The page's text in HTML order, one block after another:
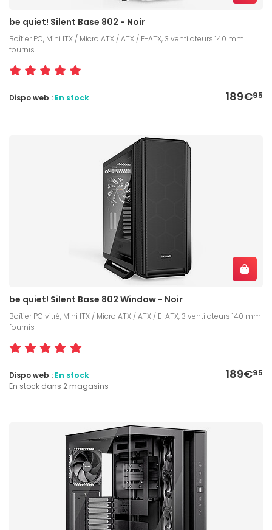
be quiet! Silent Base 802 - Noir
Boîtier PC, Mini ITX / Micro ATX / ATX / E-ATX, 3 ventilateurs 140 mm
fournis
189€95
Dispo web : En stock
be quiet! Silent Base 802 Window - Noir
Boîtier PC vitré, Mini ITX / Micro ATX / ATX / E-ATX, 3 ventilateurs 140 mm
fournis
189€95
Dispo web : En stock
En stock dans 2 magasins